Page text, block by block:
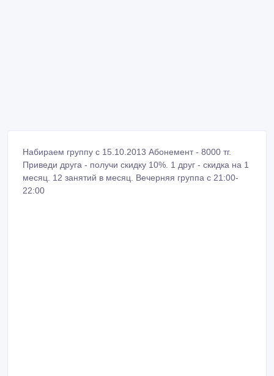
Набираем группу с 15.10.2013 Абонемент - 8000 тг.
Приведи друга - получи скидку 10%. 1 друг - скидка на 1
месяц. 12 занятий в месяц. Вечерняя группа с 21:00-
22:00